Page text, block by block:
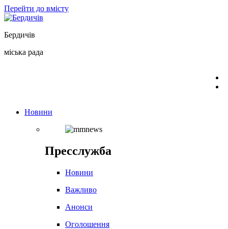
Перейти до вмісту
Бердичів
міська рада
Новини
Пресслужба
Новини
Важливо
Анонси
Оголошення